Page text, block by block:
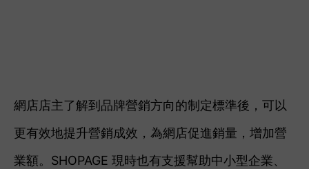
網店店主了解到品牌營銷方向的制定標準後，可以
更有效地提升營銷成效，為網店促進銷量，增加營
業額。SHOPAGE 現時也有支援幫助中小型企業、